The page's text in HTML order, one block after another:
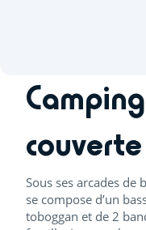
couverte
Sous ses arcades de
se compose d’un
toboggan et de 2